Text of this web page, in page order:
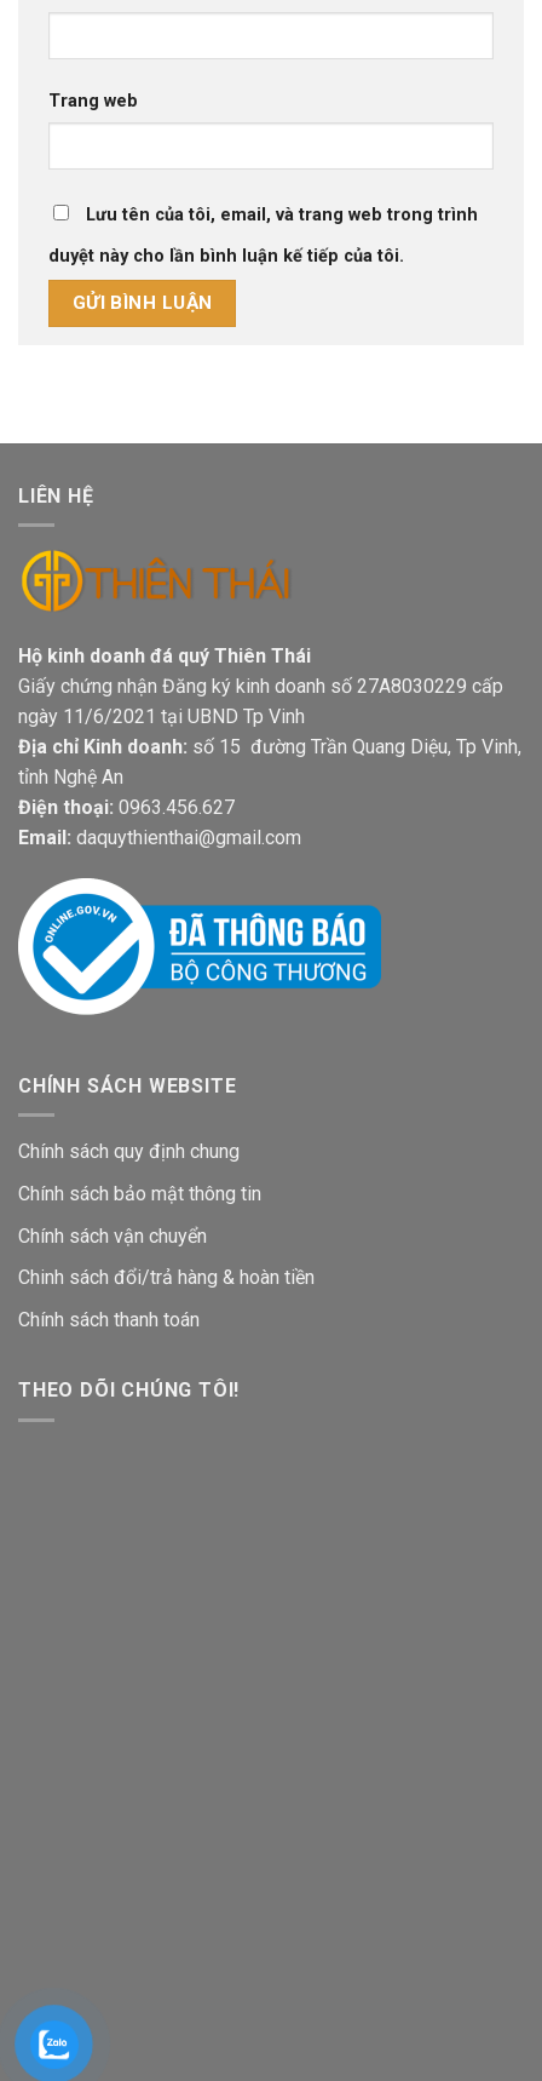
Trang web
Lưu tên của tôi, email, và trang web trong trình
duyệt này cho lần bình luận kế tiếp của tôi.
LIÊN HỆ
Hộ kinh doanh đá quý Thiên Thái
Giấy chứng nhận Đăng ký kinh doanh số 27A8030229 cấp
ngày 11/6/2021 tại UBND Tp Vinh
Địa chỉ Kinh doanh: số 15 đường Trần Quang Diệu, Tp Vinh,
tỉnh Nghệ An
Điện thoại: 0963.456.627
Email: daquythienthai@gmail.com
CHÍNH SÁCH WEBSITE
Chính sách quy định chung
Chính sách bảo mật thông tin
Chính sách vận chuyển
Chinh sách đổi/trả hàng & hoàn tiền
Chính sách thanh toán
THEO DÕI CHÚNG TÔI!